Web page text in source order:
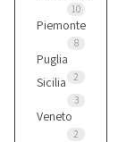
10
Piemonte
8
Puglia
2
Sicilia
3
Veneto
2